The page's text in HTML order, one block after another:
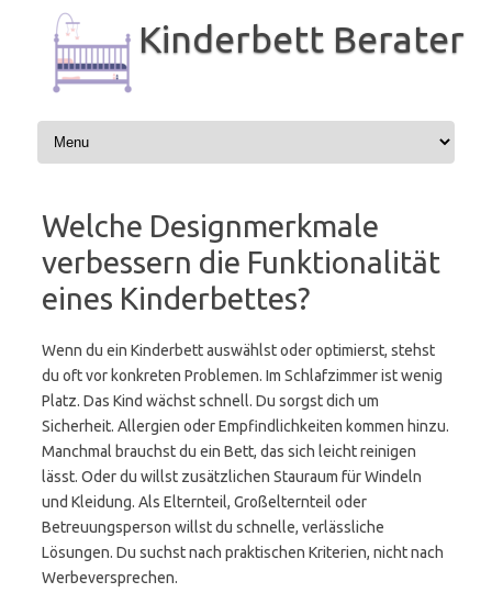
Inhalt
springen
Kinderbett Berater
Welche Designmerkmale
verbessern die Funktionalität
eines Kinderbettes?
Wenn du ein Kinderbett auswählst oder optimierst, stehst
du oft vor konkreten Problemen. Im Schlafzimmer ist wenig
Platz. Das Kind wächst schnell. Du sorgst dich um
Sicherheit. Allergien oder Empfindlichkeiten kommen hinzu.
Manchmal brauchst du ein Bett, das sich leicht reinigen
lässt. Oder du willst zusätzlichen Stauraum für Windeln
und Kleidung. Als Elternteil, Großelternteil oder
Betreuungsperson willst du schnelle, verlässliche
Lösungen. Du suchst nach praktischen Kriterien, nicht nach
Werbeversprechen.